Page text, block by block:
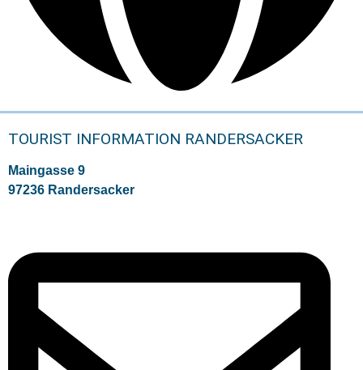
TOURIST INFORMATION RANDERSACKER
Maingasse 9
97236 Randersacker